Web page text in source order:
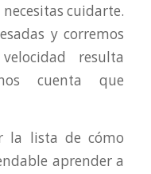
cuidarte.
y corremos
resulta
cuenta que
la lista de cómo
aprender a